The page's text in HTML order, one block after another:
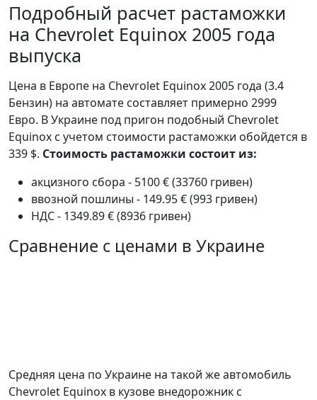
Подробный расчет растаможки
на Chevrolet Equinox 2005 года
выпуска
Цена в Европе на Chevrolet Equinox 2005 года (3.4
Бензин) на автомате составляет примерно 2999
Евро. В Украине под пригон подобный Chevrolet
Equinox с учетом стоимости растаможки обойдется в
339 $. Стоимость растаможки состоит из:
акцизного сбора - 5100 € (33760 гривен)
ввозной пошлины - 149.95 € (993 гривен)
НДС - 1349.89 € (8936 гривен)
Сравнение с ценами в Украине
Средняя цена по Украине на такой же автомобиль
Chevrolet Equinox в кузове внедорожник c